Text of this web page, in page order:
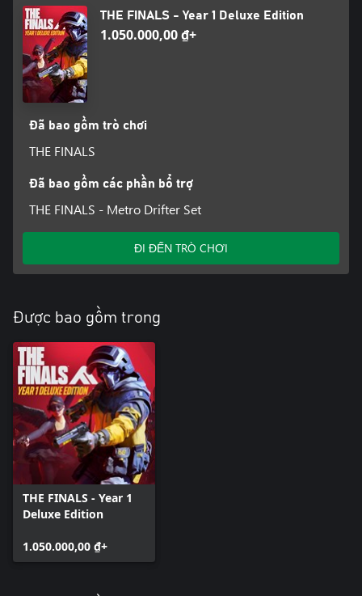
THE FINALS - Year 1 Deluxe Edition
1.050.000,00 ₫+
Đã bao gồm trò chơi
THE FINALS
Đã bao gồm các phần bổ trợ
THE FINALS - Metro Drifter Set
ĐI ĐẾN TRÒ CHƠI
Được bao gồm trong
THE FINALS - Year 1
Deluxe Edition
1.050.000,00 ₫+